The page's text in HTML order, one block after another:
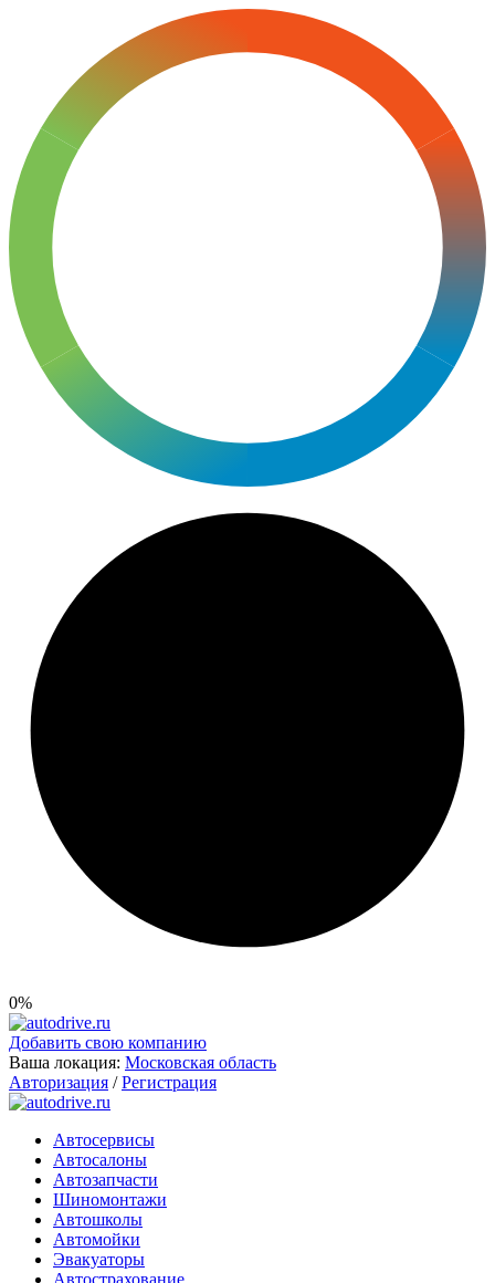
0%
Добавить свою компанию
Ваша локация: Московская область
Авторизация / Регистрация
Автосервисы
Автосалоны
Автозапчасти
Шиномонтажи
Автошколы
Автомойки
Эвакуаторы
Автострахование